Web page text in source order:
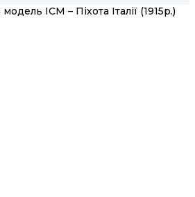
ICM – Піхота Італії (1915р.)